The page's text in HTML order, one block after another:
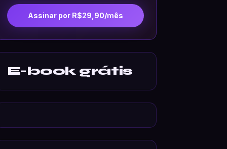
Assinar por R$29,90/mês
E-book grátis